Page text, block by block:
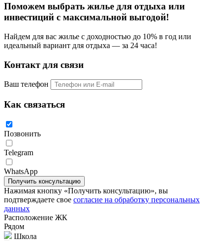
Поможем выбрать жилье для отдыха или
инвестиций с максимальной выгодой!
Найдем для вас жилье с доходностью до 10% в год или
идеальный вариант для отдыха — за 24 часа!
Контакт для связи
Ваш телефон
Как связаться
Позвонить
Telegram
WhatsApp
Нажимая кнопку «Получить консультацию», вы
подтверждаете свое согласие на обработку персональных
данных
Расположение ЖК
Квартира с 1-й спальней 77м2 в Zire Wongamat
Рядом
Школа